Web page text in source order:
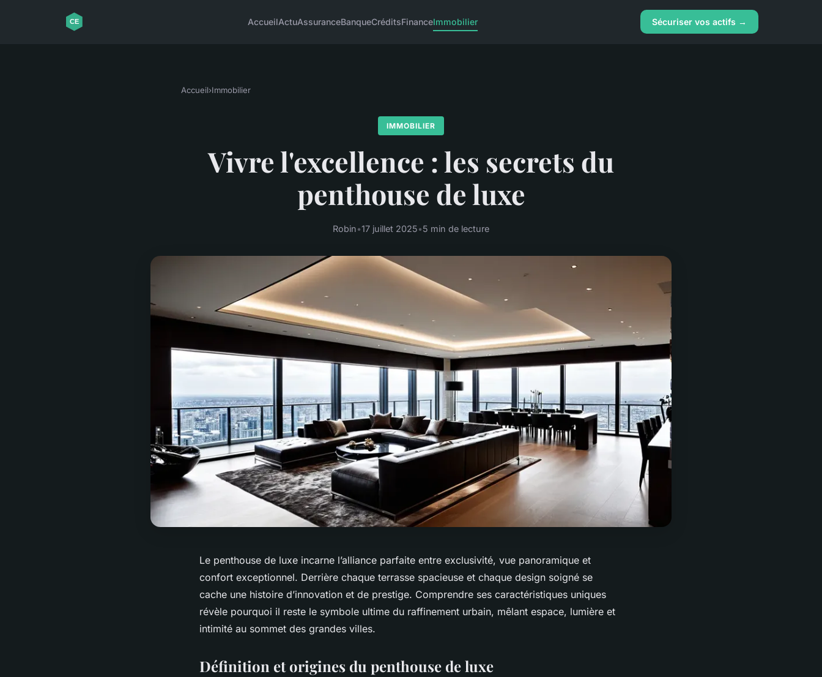
AccueilActuAssuranceBanqueCréditsFinanceImmobilier Sécuriser vos actifs →
Accueil›Immobilier
IMMOBILIER
Vivre l'excellence : les secrets du
penthouse de luxe
Robin•17 juillet 2025•5 min de lecture
Le penthouse de luxe incarne l’alliance parfaite entre exclusivité, vue panoramique et
confort exceptionnel. Derrière chaque terrasse spacieuse et chaque design soigné se
cache une histoire d’innovation et de prestige. Comprendre ses caractéristiques uniques
révèle pourquoi il reste le symbole ultime du raffinement urbain, mêlant espace, lumière et
intimité au sommet des grandes villes.
Définition et origines du penthouse de luxe